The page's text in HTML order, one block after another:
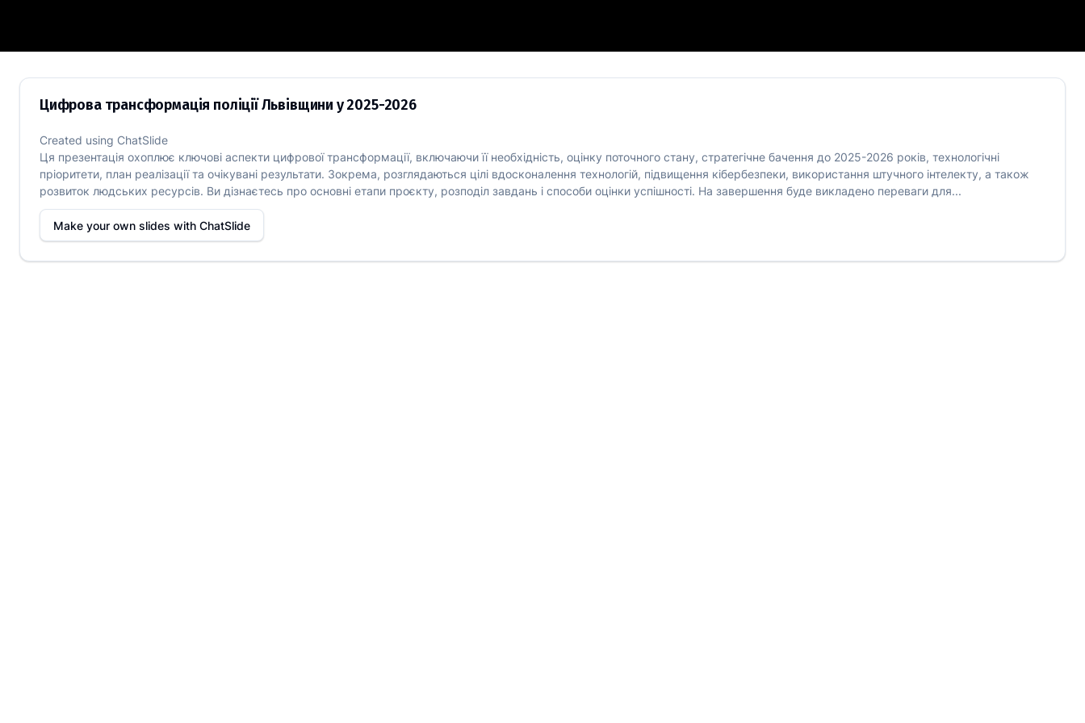
Цифрова трансформація поліції Львівщини у 2025-2026
Цифрова трансформація поліції Львівщини у 2025-2026
Created using ChatSlide
Ця презентація охоплює ключові аспекти цифрової трансформації, включаючи її необхідність, оцінку поточного стану, стратегічне бачення до 2025-2026 років, технологічні
пріоритети, план реалізації та очікувані результати. Зокрема, розглядаються цілі вдосконалення технологій, підвищення кібербезпеки, використання штучного інтелекту, а також
розвиток людських ресурсів. Ви дізнаєтесь про основні етапи проєкту, розподіл завдань і способи оцінки успішності. На завершення буде викладено переваги для...
Make your own slides with ChatSlide